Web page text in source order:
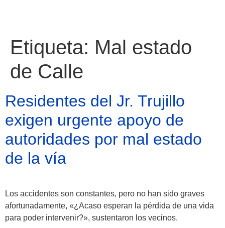
Atractivos
Moyobamba, está
Etiqueta: Mal estado
de Calle
Residentes del Jr. Trujillo
exigen urgente apoyo de
autoridades por mal estado
de la vía
Los accidentes son constantes, pero no han sido graves
afortunadamente, «¿Acaso esperan la pérdida de una vida
para poder intervenir?», sustentaron los vecinos.